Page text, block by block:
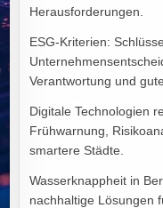
Herausforderungen.
ESG-Kriterien:
Verantwortung und
Digitale Technologien
Frühwarnung,
smartere Städte.
Wasserknappheit in
nachhaltige Lösungen